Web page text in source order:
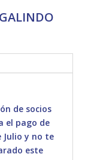
de socios
el pago de
Julio y no te
este